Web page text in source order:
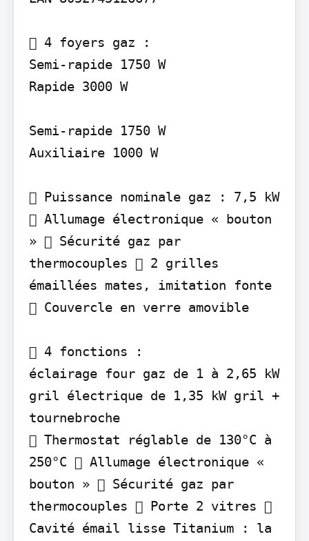
 4 foyers gaz :
Semi-rapide 1750 W
Rapide 3000 W
Semi-rapide 1750 W
Auxiliaire 1000 W
 Puissance nominale gaz : 7,5 kW
 Allumage électronique « bouton
»  Sécurité gaz par
thermocouples  2 grilles
émaillées mates, imitation fonte
 Couvercle en verre amovible
 4 fonctions :
éclairage four gaz de 1 à 2,65 kW
gril électrique de 1,35 kW gril +
tournebroche
 Thermostat réglable de 130°C à
250°C  Allumage électronique «
bouton »  Sécurité gaz par
thermocouples  Porte 2 vitres 
Cavité émail lisse Titanium : la